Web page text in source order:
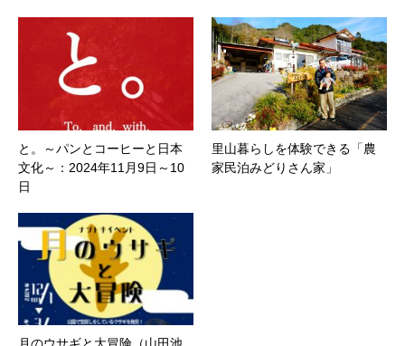
と。～パンとコーヒーと日本
文化～：2024年11月9日～10
日
里山暮らしを体験できる「農
家民泊みどりさん家」